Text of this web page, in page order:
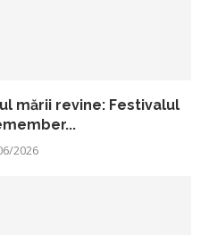
mării revine: Festivalul
2026